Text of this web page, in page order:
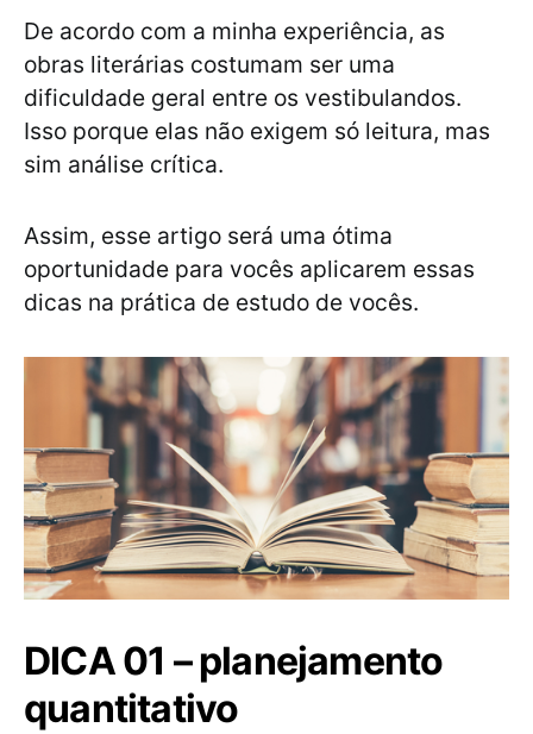
De acordo com a minha experiência, as
obras literárias costumam ser uma
dificuldade geral entre os vestibulandos.
Isso porque elas não exigem só leitura, mas
sim análise crítica.
Assim, esse artigo será uma ótima
oportunidade para vocês aplicarem essas
dicas na prática de estudo de vocês.
DICA 01 – planejamento
quantitativo